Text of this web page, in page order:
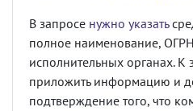
В запросе нужно указать
полное наименование,
исполнительных органах. К
приложить информацию и
подтверждение того, что